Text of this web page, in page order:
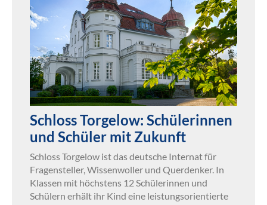
Schloss Torgelow: Schülerinnen
und Schüler mit Zukunft
Schloss Torgelow ist das deutsche Internat für
Fragensteller, Wissenwoller und Querdenker. In
Klassen mit höchstens 12 Schülerinnen und
Schülern erhält ihr Kind eine leistungsorientierte